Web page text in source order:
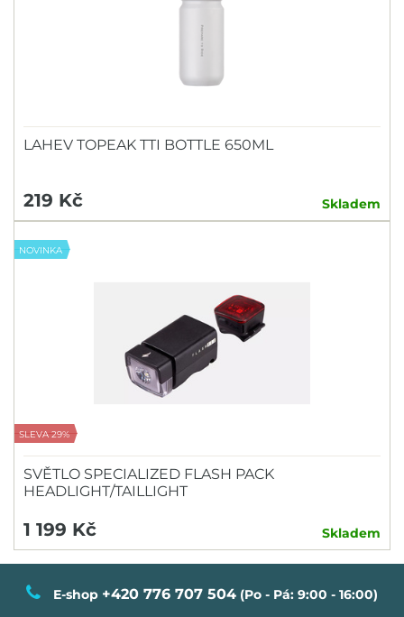
LAHEV TOPEAK TTI BOTTLE 650ML
219 Kč Skladem
NOVINKA
SLEVA 29%
SVĚTLO SPECIALIZED FLASH PACK
HEADLIGHT/TAILLIGHT
1 199 Kč Skladem
E-shop +420 776 707 504 (Po - Pá: 9:00 - 16:00)